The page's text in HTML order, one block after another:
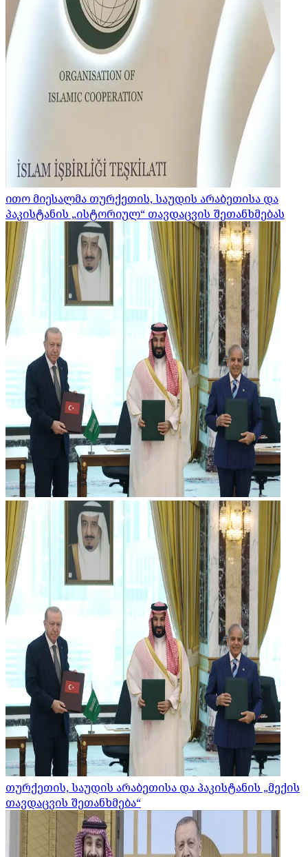
ითო მიესალმა თურქეთის, საუდის არაბეთისა და
პაკისტანის „ისტორიულ“ თავდაცვის შეთანხმებას
თურქეთის, საუდის არაბეთისა და პაკისტანის „მექის
თავდაცვის შეთანხმება“